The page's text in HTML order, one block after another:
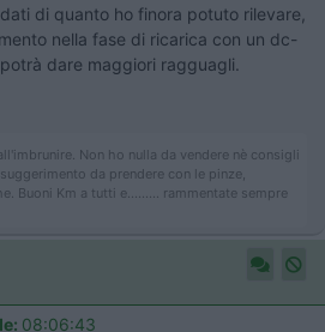
di quanto ho finora potuto rilevare,
nella fase di ricarica con un dc-
dare maggiori ragguagli.
Non ho nulla da vendere nè consigli
da prendere con le pinze,
Buoni Km a tutti e......... rammentate sempre
08:06:43